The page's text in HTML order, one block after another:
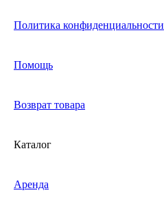
Политика конфиденциальности
Помощь
Возврат товара
Каталог
Аренда